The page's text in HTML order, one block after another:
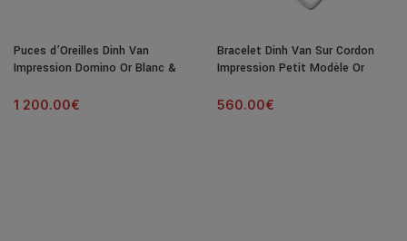
Puces d’Oreilles Dinh Van
Impression Domino Or Blanc &
1 200.00€
Bracelet Dinh Van Sur Cordon
Impression Petit Modèle Or
560.00€